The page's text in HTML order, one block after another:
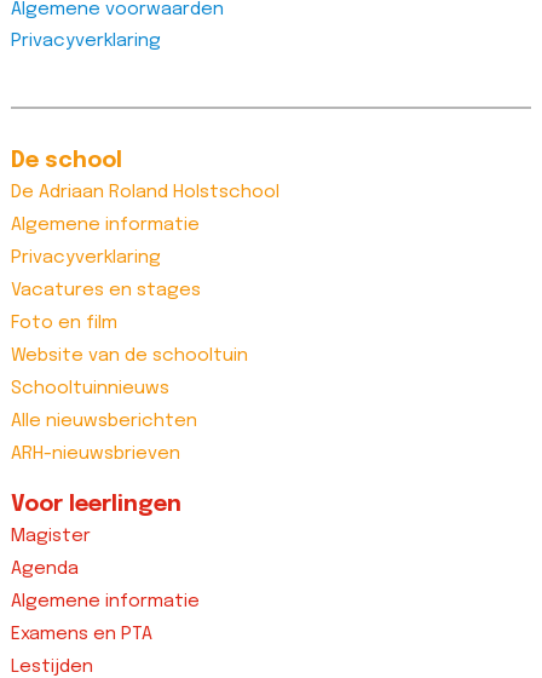
Algemene voorwaarden
Privacyverklaring
De school
De Adriaan Roland Holstschool
Algemene informatie
Privacyverklaring
Vacatures en stages
Foto en film
Website van de schooltuin
Schooltuinnieuws
Alle nieuwsberichten
ARH-nieuwsbrieven
Voor leerlingen
Magister
Agenda
Algemene informatie
Examens en PTA
Lestijden